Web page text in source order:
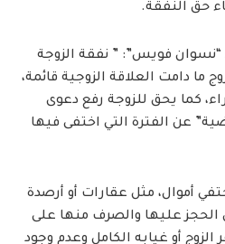
حق النفقة.
“نسوان فويس”: ” نفقة الزوجة
ما دامت العلاقة الزوجية قائمة،
كما يحق للزوجة رفع دعوى
عن الفترة التي اختفى فيها
أموال، مثل عقارات أو أرصدة
الحجز عليها والصرف منها على
الزوج أو غيابه الكامل وعدم وجود